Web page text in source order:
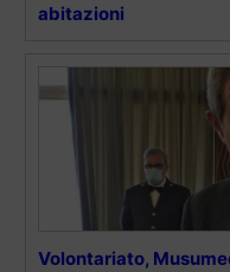
abitazioni
Volontariato,